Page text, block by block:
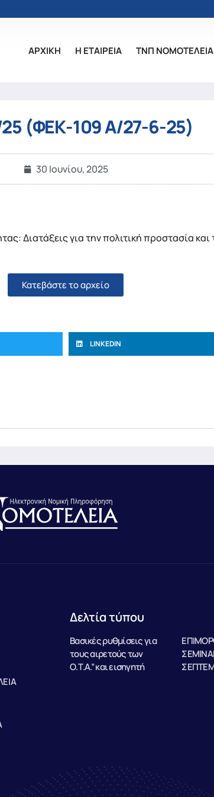
ΑΡΧΙΚΗ Η ΕΤΑΙΡΕΙΑ ΤΝΠ ΝΟΜΟΤΕΛΕΙΑ
(ΦΕΚ-109 Α/27-6-25)
30 Ιουνίου, 2025
Διατάξεις για την πολιτική προστασία
Κατεβάστε το αρχείο
LINKEDIN
Δελτία τύπου
Βασικές ρυθμίσεις για
τους αιρετούς των
Ο.Τ.Α.” και εισηγητή